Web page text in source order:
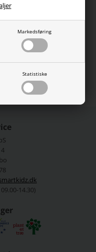
Markedsføring
Statistiske
5% Elastan
14.30)